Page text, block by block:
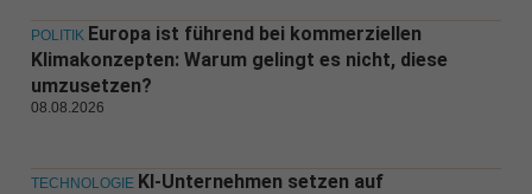
POLITIK Europa ist führend bei kommerziellen
Klimakonzepten: Warum gelingt es nicht, diese
umzusetzen?
08.08.2026
TECHNOLOGIE KI-Unternehmen setzen auf